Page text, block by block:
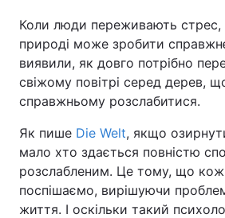
Головна Війна
Україна
Економіка Світ
Спорт Наука
Техно і зв'язок Лайт
Зброя
Коли люди переживають стрес,
природі може зробити
виявили, як довго потрібно
свіжому повітрі серед дерев,
справжньому розслабитися.
Як пише Die Welt, якщо
мало хто здається повністю
розслабленим. Це тому, що
поспішаємо, вирішуючи
життя. І оскільки такий